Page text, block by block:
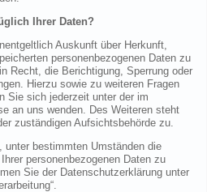
Ihrer Daten?
Auskunft über Herkunft,
personenbezogenen Daten zu
Recht, die Berichtigung, Sperrung oder
Hierzu sowie zu weiteren Fragen
Sie sich jederzeit unter der im
an uns wenden. Des Weiteren steht
zuständigen Aufsichtsbehörde zu.
bestimmten Umständen die
personenbezogenen Daten zu
Sie der Datenschutzerklärung unter